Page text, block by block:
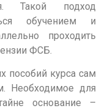
Такой подход
обучением и
проходить
ФСБ.
пособий курса сам
Необходимое для
основание –